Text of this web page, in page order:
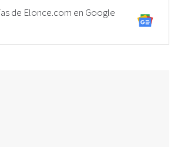
de Elonce.com en Google